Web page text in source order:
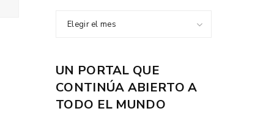
Elegir el mes
UN PORTAL QUE
CONTINÚA ABIERTO A
TODO EL MUNDO